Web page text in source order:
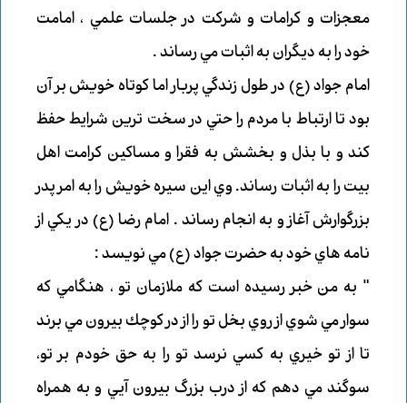
معجزات و كرامات و شركت در جلسات علمي ، امامت
خود را به ديگران به اثبات مي رساند .
امام جواد (ع) در طول زندگي پربار اما كوتاه خويش بر آن
بود تا ارتباط با مردم را حتي در سخت ترين شرايط حفظ
كند و با بذل و بخشش به فقرا و مساكين كرامت اهل
بيت را به اثبات رساند. وي اين سيره خويش را به امر پدر
بزرگوارش آغاز و به انجام رساند . امام رضا (ع) در يكي از
نامه هاي خود به حضرت جواد (ع) مي نويسد :
" به من خبر رسيده است كه ملازمان تو ، هنگامي كه
سوار مي شوي از روي بخل تو را از در كوچك بيرون مي برند
تا از تو خيري به كسي نرسد تو را به حق خودم بر تو،
سوگند مي دهم كه از درب بزرگ بيرون آيي و به همراه